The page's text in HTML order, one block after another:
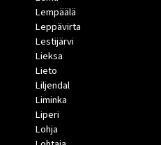
Lempäälä
Leppävirta
Lestijärvi
Lieksa
Lieto
Liljendal
Liminka
Liperi
Lohja